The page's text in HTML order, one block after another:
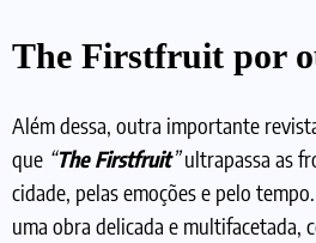
The Firstfruit por
Além dessa, outra importante
que “The Firstfruit”ultrapassa as
cidade, pelas emoções e pelo
uma obra delicada e multifacetada,